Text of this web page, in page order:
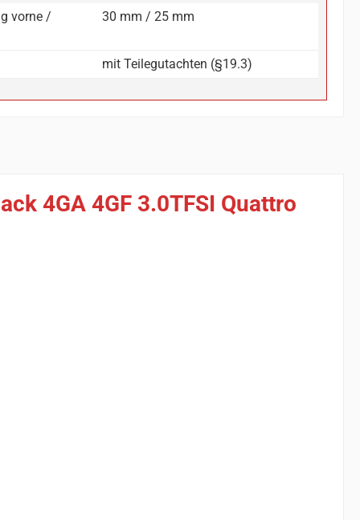
vorne / 30 mm / 25 mm
mit Teilegutachten (§19.3)
4GA 4GF 3.0TFSI Quattro